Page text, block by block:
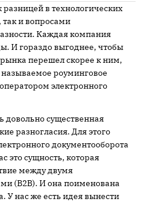
в технологических
и вопросами
Каждая компания
И гораздо выгоднее, чтобы
перешел скорее к ним,
роуминговое
электронного
довольно существенная
разногласия. Для этого
документооборота
это сущность, которая
между двумя
(B2B). И она поименована
У нас же есть идея вынести